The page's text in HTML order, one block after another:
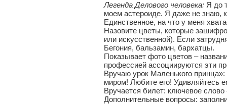
Легенда Делового человека: Я до
моем астероиде. Я даже не знаю,
Единственное, на что у меня
Назовите цветы, которые
или искусственной). Если
Бегония, бальзамин, бархатцы.
Показывает фото цветов –
профессией ассоциируются эти
Вручаю урок Маленького
миром! Любите его! Удивляйтесь
Вручается билет: ключевое
Дополнительные вопросы: